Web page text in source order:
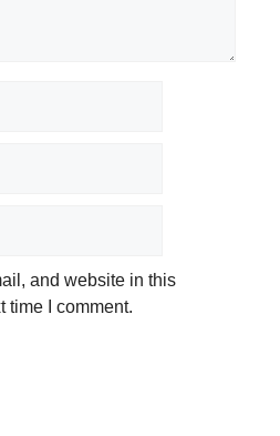
and website in this
time I comment.